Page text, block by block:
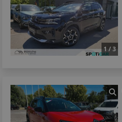
1 / 3